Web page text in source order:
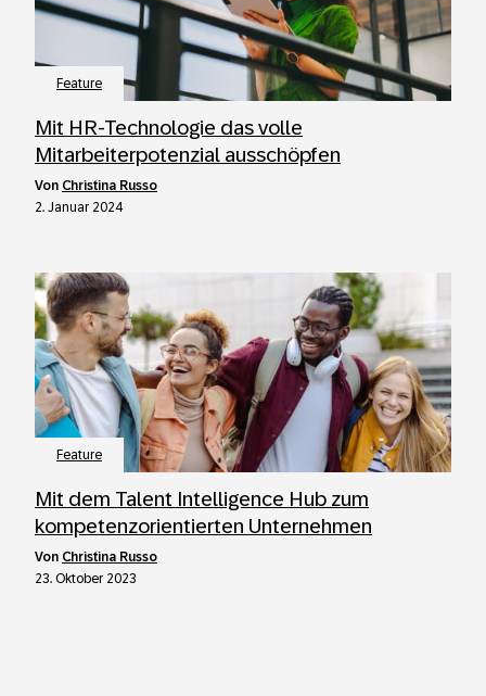
Feature
Mit HR-Technologie das volle
Mitarbeiterpotenzial ausschöpfen
von Christina Russo
2. Januar 2024
Feature
Mit dem Talent Intelligence Hub zum
kompetenzorientierten Unternehmen
von Christina Russo
23. Oktober 2023